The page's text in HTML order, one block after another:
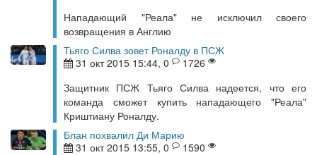
Нападающий "Реала" не исключил своего
возвращения в Англию
Тьяго Силва зовет Роналду в ПСЖ
31 окт 2015 15:44, 0
1726
Защитник ПСЖ Тьяго Силва надеется, что его
команда сможет купить нападающего "Реала"
Криштиану Роналду.
Блан похвалил Ди Марию
31 окт 2015 13:55, 0
1590